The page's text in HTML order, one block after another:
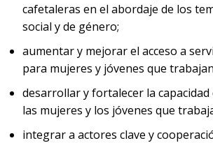
cafetaleras en el abordaje de los
social y de género;
aumentar y mejorar el acceso a
para mujeres y jóvenes que
desarrollar y fortalecer la capacidad
las mujeres y los jóvenes que
integrar a actores clave y